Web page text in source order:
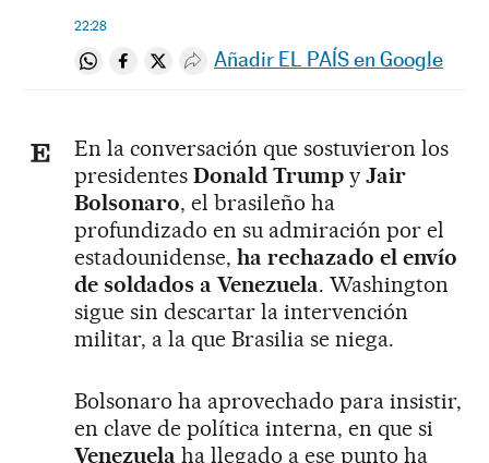
22:28
Compartir en Whatsapp
Compartir en Facebook
Compartir en Twitter
Desplegar Redes Sociales
Añadir EL PAÍS en Google
En la conversación que sostuvieron los
presidentes Donald Trump y Jair
Bolsonaro, el brasileño ha
profundizado en su admiración por el
estadounidense, ha rechazado el envío
de soldados a Venezuela. Washington
sigue sin descartar la intervención
militar, a la que Brasilia se niega.
Bolsonaro ha aprovechado para insistir,
en clave de política interna, en que si
Venezuela ha llegado a ese punto ha